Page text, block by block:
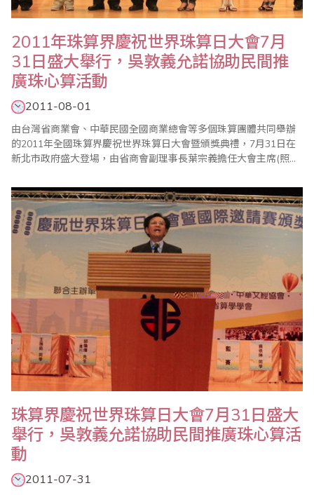
2011年珠算界慶祝世界珠算日大會7月
31日盛大舉行，吳敦義允諾協助民間推
廣珠心算活動
2011-08-01
由台灣省商業會、中華民國全國商業總會等多個珠算團體共同舉辦
的2011年全國珠算界慶祝世界珠算日大會暨頒獎典禮，7月31日在
新北市政府盛大登場，由省商會副理事長葉宗義擔任大會主席(照片
是，行政院長吳敦義也在百忙之中蒞會祝賀，並頒獎表揚優勝選
手，吳院長致詞強調，珠心算活動不僅可以啟迪人腦智慧，也可延
緩老人失智..
珠算界慶祝世界珠算日大會7月31日盛大
舉行，吳敦義允諾協助民間推廣珠心算活
動
2011-07-31